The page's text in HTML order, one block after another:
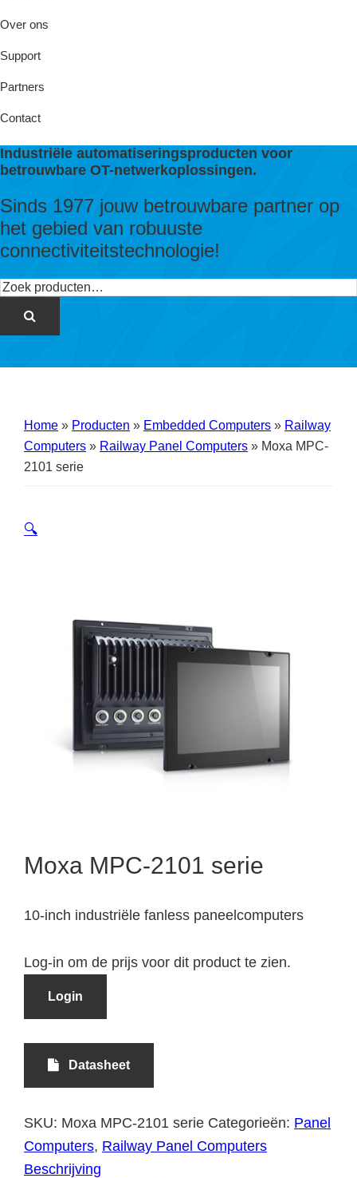
Over ons
Support
Partners
Contact
Industriële automatiseringsproducten voor
betrouwbare OT-netwerkoplossingen.
Sinds 1977 jouw betrouwbare partner op
het gebied van robuuste
connectiviteitstechnologie!
Zoeken
Home » Producten » Embedded Computers » Railway
Computers » Railway Panel Computers » Moxa MPC-
2101 serie
🔍
Moxa MPC-2101 serie
10-inch industriële fanless paneelcomputers
Log-in om de prijs voor dit product te zien.
Login
Datasheet
SKU: Moxa MPC-2101 serie Categorieën: Panel
Computers, Railway Panel Computers
Beschrijving